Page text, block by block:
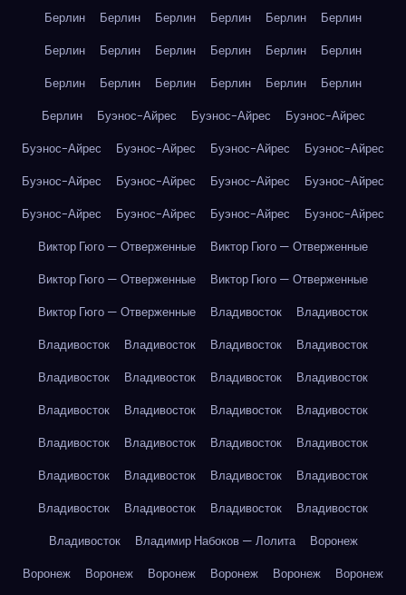
Берлин Берлин Берлин Берлин Берлин
Берлин
Берлин
Берлин Берлин Берлин Берлин
Берлин
Берлин
Берлин Берлин Берлин Берлин
Берлин
Берлин
Буэнос-Айрес Буэнос-Айрес
Буэнос-Айрес
Буэнос-Айрес
Буэнос-Айрес Буэнос-Айрес
Буэнос-Айрес
Буэнос-Айрес
Буэнос-Айрес Буэнос-Айрес
Буэнос-Айрес
Буэнос-Айрес
Буэнос-Айрес Буэнос-Айрес
Буэнос-Айрес
Виктор Гюго — Отверженные
Виктор Гюго — Отверженные
Виктор Гюго — Отверженные
Виктор Гюго — Отверженные
Виктор Гюго — Отверженные
Владивосток
Владивосток
Владивосток
Владивосток Владивосток
Владивосток
Владивосток
Владивосток Владивосток
Владивосток
Владивосток
Владивосток Владивосток
Владивосток
Владивосток
Владивосток Владивосток
Владивосток
Владивосток
Владивосток Владивосток
Владивосток
Владивосток
Владивосток Владивосток
Владивосток
Владивосток
Владимир Набоков — Лолита
Воронеж
Воронеж
Воронеж Воронеж Воронеж Воронеж
Воронеж